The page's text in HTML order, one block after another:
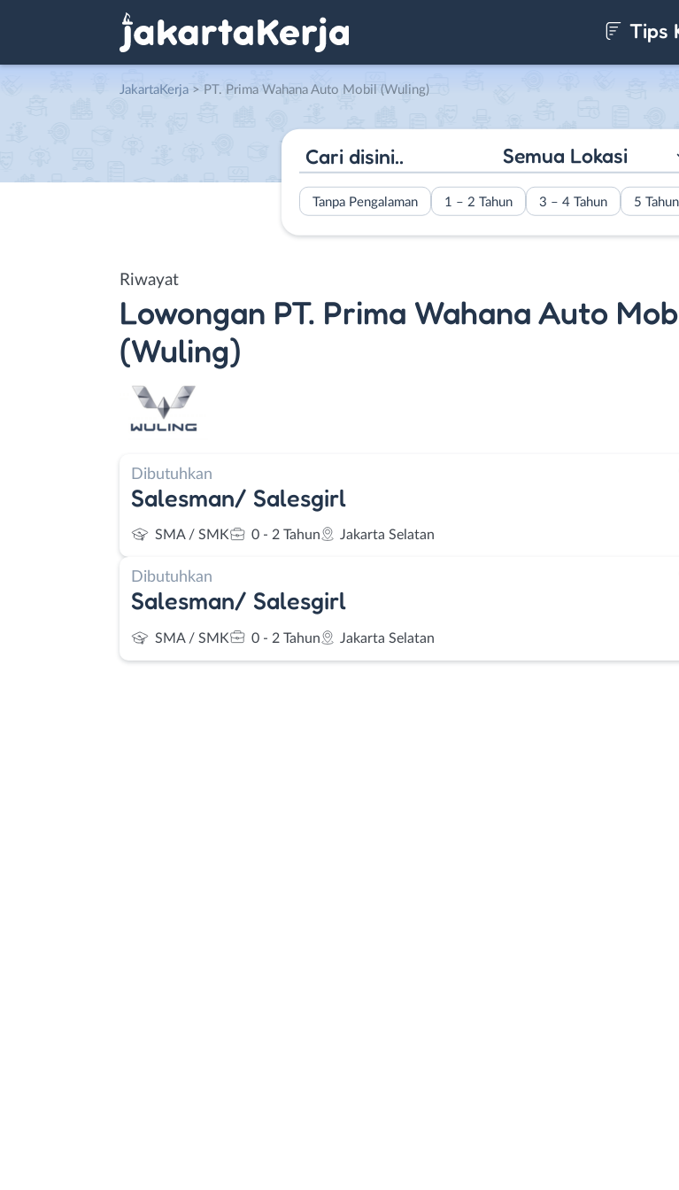
Tips
JakartaKerja > PT. Prima Wahana Auto Mobil (Wuling)
Semua Lokasi
Tanpa Pengalaman 1 – 2 Tahun 3 – 4 Tahun 5
Riwayat
Lowongan PT. Prima Wahana Auto
(Wuling)
Dibutuhkan
Salesman/ Salesgirl
SMA / SMK 0 - 2 Tahun Jakarta Selatan
Dibutuhkan
Salesman/ Salesgirl
SMA / SMK 0 - 2 Tahun Jakarta Selatan